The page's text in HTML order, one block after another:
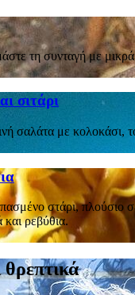
τη συνταγή με
σιτάρι
σαλάτα με κολοκάσι,
στάρι, πλούσιο
ρεβύθια.